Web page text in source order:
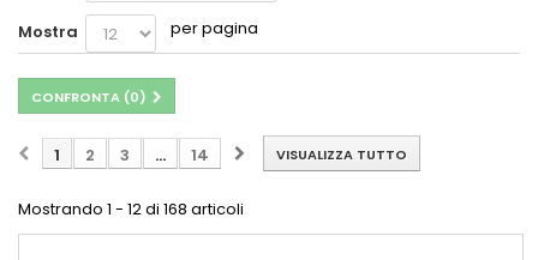
Mostra per pagina
CONFRONTA (0)
VISUALIZZA TUTTO
1 2 3 ... 14
Mostrando 1 - 12 di 168 articoli